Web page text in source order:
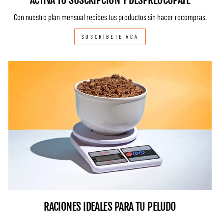
Con nuestro plan mensual recibes tus productos sin hacer recompras.
SUSCRÍBETE ACÁ
RACIONES IDEALES PARA TU PELUDO